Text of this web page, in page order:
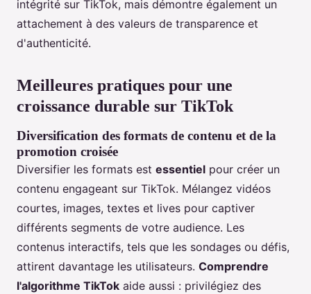
intégrité sur TikTok, mais démontre également un
attachement à des valeurs de transparence et
d'authenticité.
Meilleures pratiques pour une
croissance durable sur TikTok
Diversification des formats de contenu et de la
promotion croisée
Diversifier les formats est essentiel pour créer un
contenu engageant sur TikTok. Mélangez vidéos
courtes, images, textes et lives pour captiver
différents segments de votre audience. Les
contenus interactifs, tels que les sondages ou défis,
attirent davantage les utilisateurs. Comprendre
l'algorithme TikTok aide aussi : privilégiez des